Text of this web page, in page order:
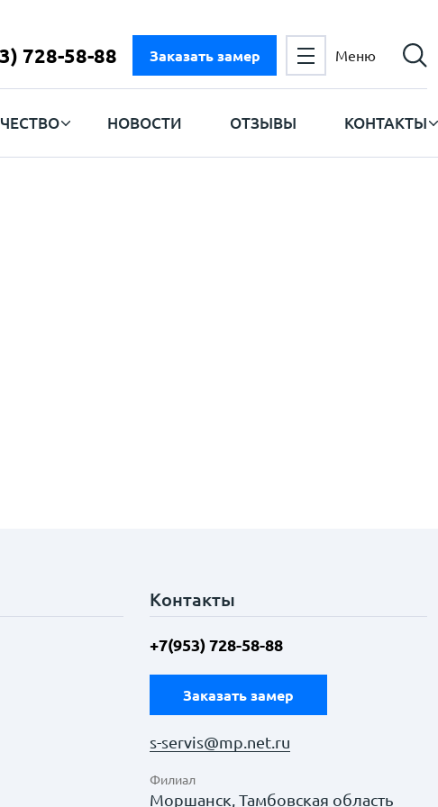
728-58-88 Заказать замер Меню
НОВОСТИ ОТЗЫВЫ КОНТАКТЫ
Контакты
+7(953) 728-58-88
Заказать замер
s-servis@mp.net.ru
Филиал
Моршанск, Тамбовская область